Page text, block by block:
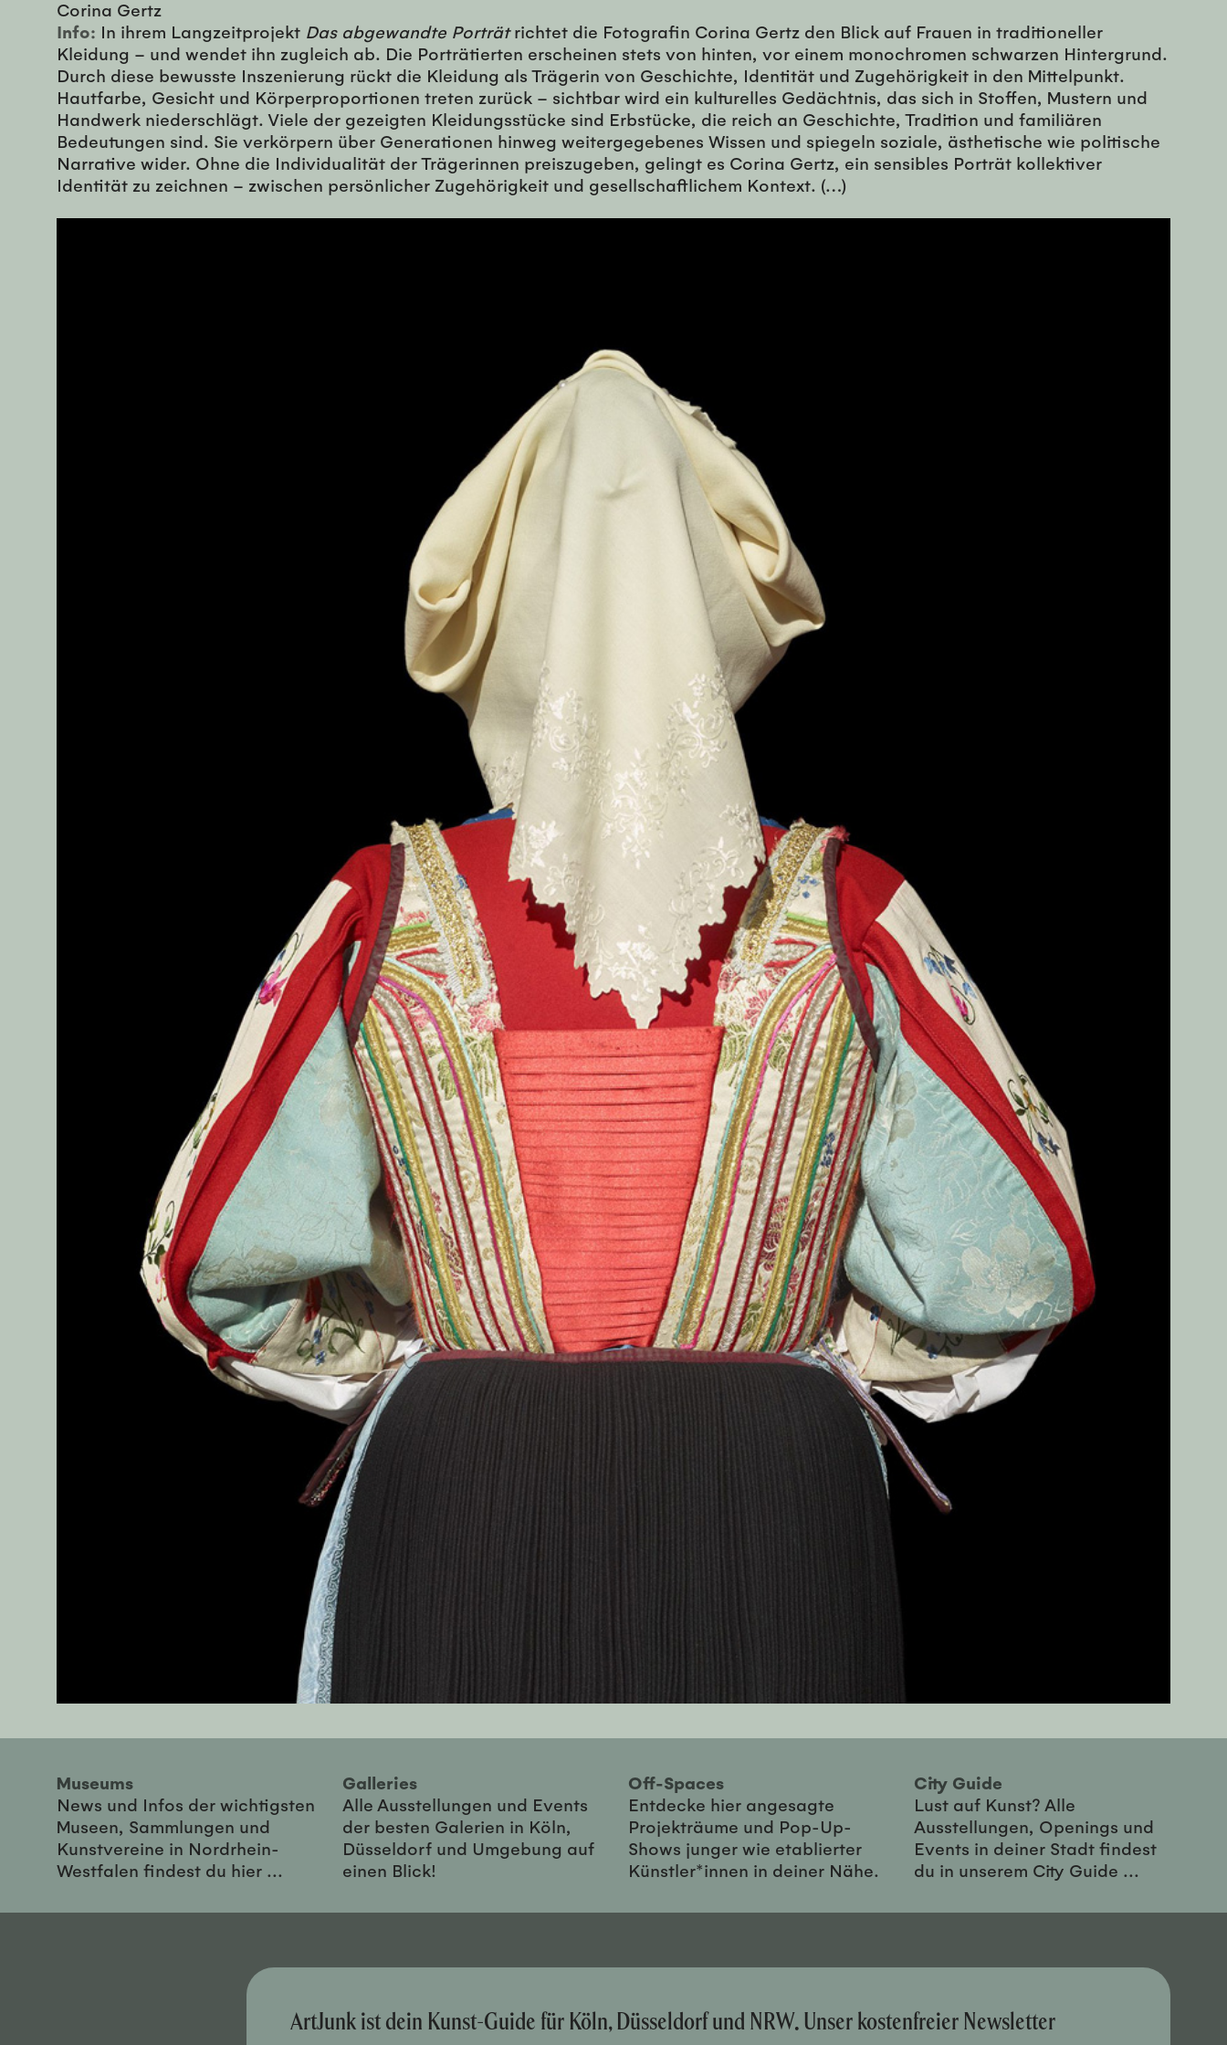
Corina Gertz
Info: In ihrem Langzeitprojekt Das abgewandte Porträtrichtet die Fotografin Corina Gertz den Blick auf Frauen in traditioneller
Kleidung – und wendet ihn zugleich ab. Die Porträtierten erscheinen stets von hinten, vor einem monochromen schwarzen Hintergrund.
Durch diese bewusste Inszenierung rückt die Kleidung als Trägerin von Geschichte, Identität und Zugehörigkeit in den Mittelpunkt.
Hautfarbe, Gesicht und Körperproportionen treten zurück – sichtbar wird ein kulturelles Gedächtnis, das sich in Stoffen, Mustern und
Handwerk niederschlägt. Viele der gezeigten Kleidungsstücke sind Erbstücke, die reich an Geschichte, Tradition und familiären
Bedeutungen sind. Sie verkörpern über Generationen hinweg weitergegebenes Wissen und spiegeln soziale, ästhetische wie politische
Narrative wider. Ohne die Individualität der Trägerinnen preiszugeben, gelingt es Corina Gertz, ein sensibles Porträt kollektiver
Identität zu zeichnen – zwischen persönlicher Zugehörigkeit und gesellschaftlichem Kontext. (…)
Museums
News und Infos der wichtigsten
Museen, Sammlungen und
Kunstvereine in Nordrhein-
Westfalen findest du hier ...
Galleries
Alle Ausstellungen und Events
der besten Galerien in Köln,
Düsseldorf und Umgebung auf
einen Blick!
Off-Spaces
Entdecke hier angesagte
Projekträume und Pop-Up-
Shows junger wie etablierter
Künstler*innen in deiner Nähe.
City Guide
Lust auf Kunst? Alle
Ausstellungen, Openings und
Events in deiner Stadt findest
du in unserem City Guide ...
ArtJunk ist dein Kunst-Guide für Köln, Düsseldorf und NRW. Unser kostenfreier Newsletter